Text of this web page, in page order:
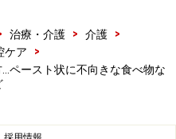
はなりません。そのため
で作る必要があるのです
すが、特に専用の料理を
治療・介護 > 介護
>
ケア
>
ペースト状に不向きな食べ物な